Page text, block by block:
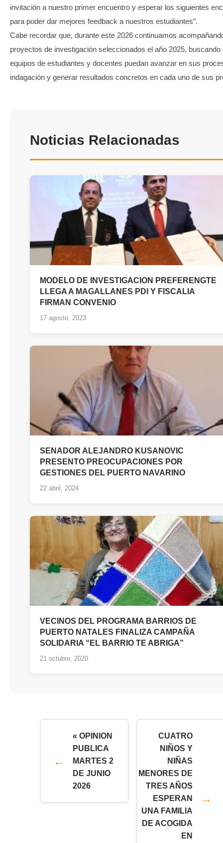
invitación a nuestro primer encuentro y esperar los siguientes
para poder dar mejores feedback a nuestros estudiantes”.
Cabe recordar que, durante este 2026 continuamos
proyectos de investigación seleccionados el año 2025, buscando
equipos de estudiantes y docentes puedan avanzar en sus
indagación y generar resultados concretos en cada uno de sus
Noticias Relacionadas
MODELO DE INVESTIGACION PREFERENGTE
LLEGA A MAGALLANES PDI Y FISCALIA
FIRMAN CONVENIO
17 agosto, 2023
SENADOR ALEJANDRO KUSANOVIC
PRESENTO PREOCUPACIONES POR
GESTIONES DEL PUERTO NAVARINO
22 abril, 2024
VECINOS DEL PROGRAMA BARRIOS DE
PUERTO NATALES FINALIZA CAMPAÑA
SOLIDARIA “EL BARRIO TE ABRIGA”
21 octubre, 2020
« OPINION
PUBLICA
MARTES 2
DE JUNIO
2026
CUATRO
NIÑOS Y
NIÑAS
MENORES DE
TRES AÑOS
ESPERAN
UNA FAMILIA
DE ACOGIDA
EN